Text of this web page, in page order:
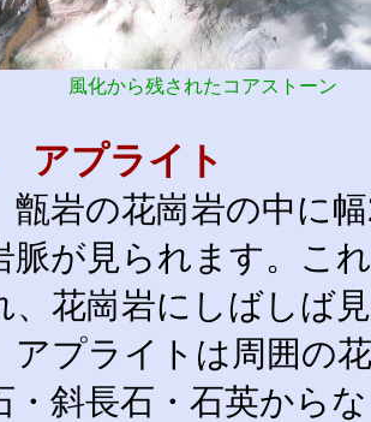
風化から残されたコアストーン
アプライト
甑岩の花崗岩の中に
脈が見られます。こ
、花崗岩にしばしば
アプライトは周囲の
・斜長石・石英から